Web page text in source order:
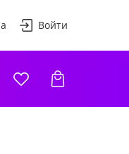
Войти